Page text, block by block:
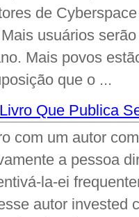
de
usuários
Mais povos
que o ...
Livro Que Publica
com um autor
a pessoa
la-ei
autor invested